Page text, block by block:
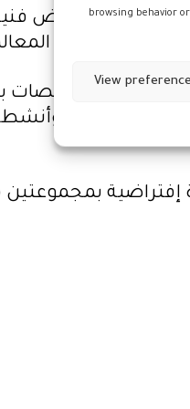
browsing behavior
View
أيام المهرجان
على هذه
متعددة
وندوات وأنشطة